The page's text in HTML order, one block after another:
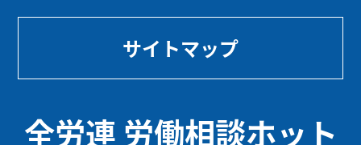
サイトマップ
全労連 労働相談ホット